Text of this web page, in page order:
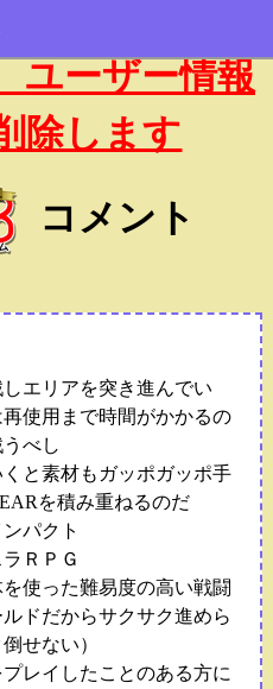
ユーザー情報
除します
コメント
エリアを突き進んでい
使用まで時間がかかるの
べし
と素材もガッポガッポ手
を積み重ねるのだ
パクト
ＲＰＧ
使った難易度の高い戦闘
ドだからサクサク進めら
せない）
レイしたことのある方に